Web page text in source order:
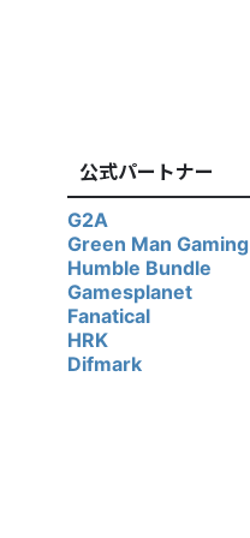
公式パートナー
G2A
Green Man Gaming
Humble Bundle
Gamesplanet
Fanatical
HRK
Difmark